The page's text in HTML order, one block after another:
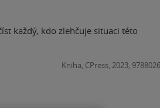
každý, kdo zlehčuje situaci této
Kniha, CPress, 2023,